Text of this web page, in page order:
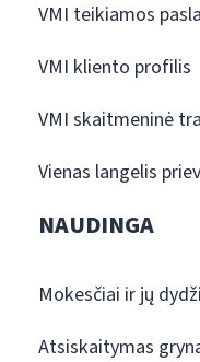
VMI teikiamos
VMI kliento profilis
VMI skaitmeninė
Vienas langelis
NAUDINGA
Mokesčiai ir jų
Atsiskaitymas